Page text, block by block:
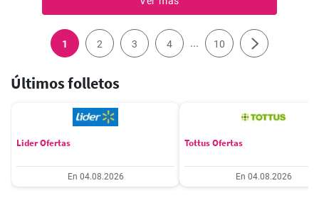
1 2 3 4 ... 10
Últimos folletos
Lider Ofertas
En 04.08.2026
Tottus Ofertas
En 04.08.2026